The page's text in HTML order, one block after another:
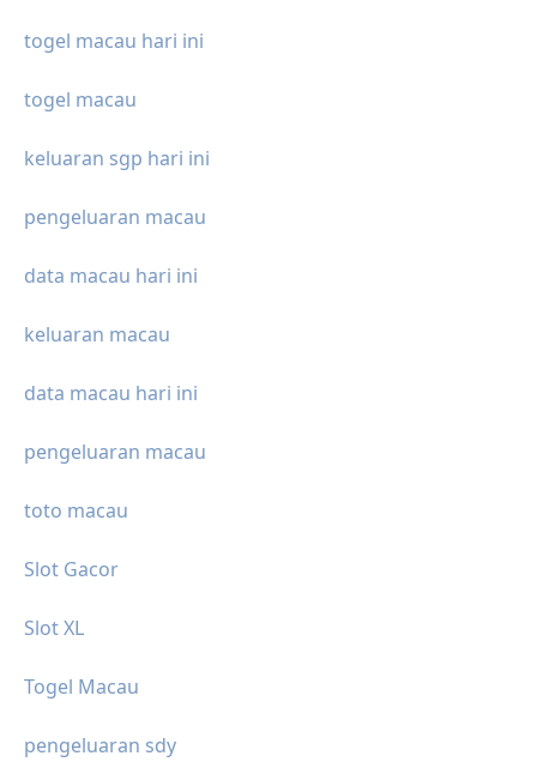
togel macau hari ini
togel macau
keluaran sgp hari ini
pengeluaran macau
data macau hari ini
keluaran macau
data macau hari ini
pengeluaran macau
toto macau
Slot Gacor
Slot XL
Togel Macau
pengeluaran sdy